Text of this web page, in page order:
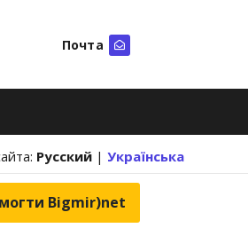
Почта
Русский | Українська
Bigmir)net